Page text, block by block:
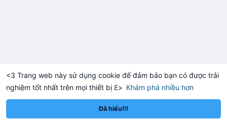
<3 Trang web này sử dụng cookie để đảm bảo bạn có được trải
nghiệm tốt nhất trên mọi thiết bị ℇ> Khám phá nhiều hơn
Đã hiểu!!!
$1,916.84 -0.20% Solana SOL $76.71 +0.42%